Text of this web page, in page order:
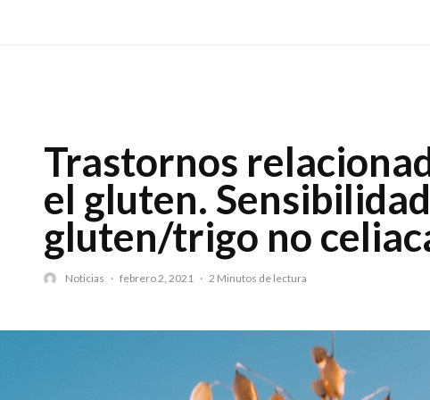
Trastornos
el gluten.
gluten/trigo no
Noticias · febrero 2, 2021 · 2 Minutos de lectura